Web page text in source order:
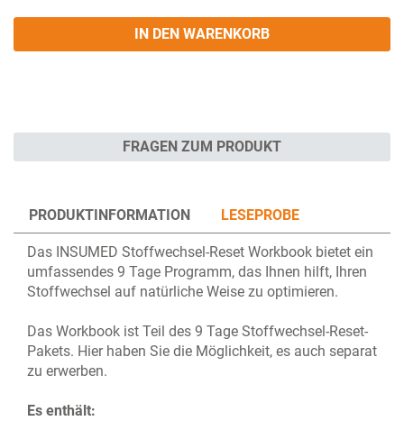
IN DEN WARENKORB
FRAGEN ZUM PRODUKT
PRODUKTINFORMATION LESEPROBE
Das INSUMED Stoffwechsel-Reset Workbook bietet ein
umfassendes 9 Tage Programm, das Ihnen hilft, Ihren
Stoffwechsel auf natürliche Weise zu optimieren.
Das Workbook ist Teil des 9 Tage Stoffwechsel-Reset-
Pakets. Hier haben Sie die Möglichkeit, es auch separat
zu erwerben.
Es enthält: